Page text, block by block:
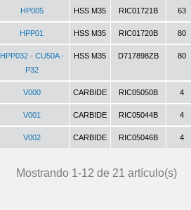
HP005 HSS M35 RIC01721B 63
HPP01 HSS M35 RIC01720B 80
HPP032 - CU50A -
P32
HSS M35 D717898ZB 80
V000 CARBIDE RIC05050B 4
V001 CARBIDE RIC05044B 4
V002 CARBIDE RIC05046B 4
Mostrando 1-12 de 21 artículo(s)